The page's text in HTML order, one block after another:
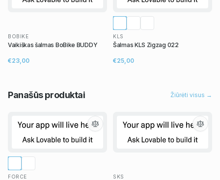
BOBIKE
Vaikiškas šalmas BoBike BUDDY
€23,00
KLS
Šalmas KLS Zigzag 022
€25,00
Panašūsproduktai Žiūrėti visus →
FORCE SKS